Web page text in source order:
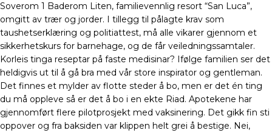
Soverom 1 Baderom Liten, familievennlig resort “San Luca”,
omgitt av trær og jorder. I tillegg til pålagte krav som
taushetserklæring og politiattest, må alle vikarer gjennom et
sikkerhetskurs for barnehage, og de får veiledningssamtaler.
Korleis tinga reseptar på faste medisinar? Ifølge familien ser det
heldigvis ut til å gå bra med vår store inspirator og gentleman.
Det finnes et mylder av flotte steder å bo, men er det én ting
du må oppleve så er det å bo i en ekte Riad. Apotekene har
gjennomført flere pilotprosjekt med vaksinering. Det gikk fin sti
oppover og fra baksiden var klippen helt grei å bestige. Nei,